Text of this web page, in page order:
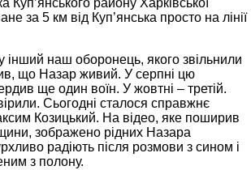
Куп’янського району Харківської
за 5 км від Куп’янська просто на лінії
інший наш оборонець, якого звільнили
що Назар живий. У серпні цю
ще один воїн. У жовтні – третій.
Сьогодні сталося справжнє
Козицький. На відео, яке поширив
зображено рідних Назара
радіють після розмови з сином і
з полону.